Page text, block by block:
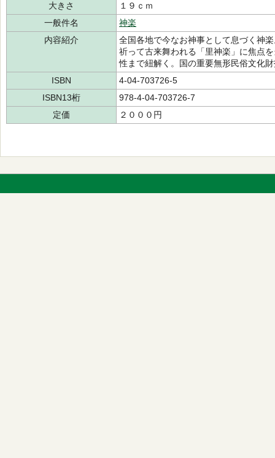
大きさ
１９ｃｍ
一般件名
神楽
内容紹介
全国各地で今なお神事として息づく神
祈って古来舞われる「里神楽」に焦点
性まで紐解く。国の重要無形民俗文化
ISBN
4-04-703726-5
ISBN13桁
978-4-04-703726-7
定価
２０００円